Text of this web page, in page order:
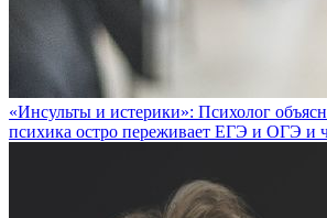
«Инсульты и истерики»: Психолог
психика остро переживает ЕГЭ и ОГЭ и